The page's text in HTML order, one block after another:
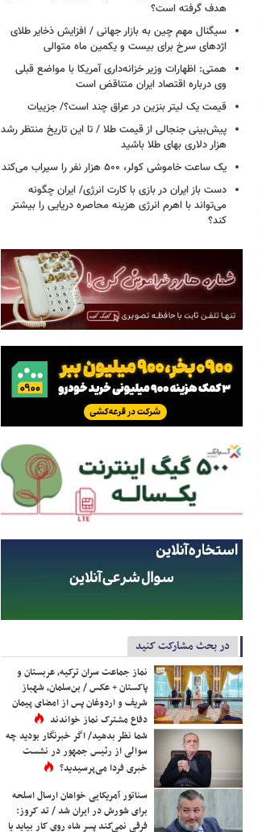
هدف گرفته است؟
سیگنال‌ مهم چین به بازار جهانی / افزایش ذخایر طلای
اژدهای سرخ برای بیست و یکمین ماه متوالی
همتی: اظهارات وزیر خزانه‌داری آمریکا با مواضع قبلی
وی درباره اقتصاد ایران متناقض است
قیمت یک لیتر بنزین در عراق چند است؟/ جزییات
پیش‌بینی جنجالی از قیمت طلا / تا این تاریخ منتظر رشد
هزار دلاری بهای طلا باشید
یک ساعت خاموشی کولر، ۵۰۰ هزار نفر را سیراب می‌کند
دست باز ایران در بازی با کارت انرژی/ ایران چگونه
می‌تواند با اهرم انرژی‌ هزینه محاصره دریایی را بیشتر
کند؟
در بحث مشارکت کنید
نماز جماعت سران ترکیه، عربستان و
پاکستان + عکس / بن‌سلمان، شهباز
شریف و اردوغان پس از امضای پیمان
دفاع مشترک نماز خواندند
شما نظر بدهید/ اگر خبرنگار بودید چه
سوالی از رئیس جمهور در نشست
خبری فردا می‌پرسیدید؟
سناتور آمریکایی خواهان ارسال اسلحه
برای شورش در ایران شد / تد کروز:
فرقی نمی‌کند پسر شاه روی کار بیاید یا